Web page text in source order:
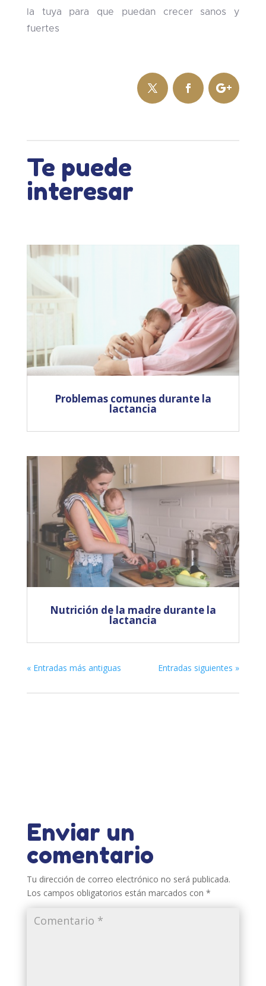
la tuya para que puedan crecer sanos y
fuertes
Te puede
interesar
Problemas comunes durante la
lactancia
Nutrición de la madre durante la
lactancia
« Entradas más antiguas Entradas siguientes »
Enviar un
comentario
Tu dirección de correo electrónico no será publicada.
Los campos obligatorios están marcados con *